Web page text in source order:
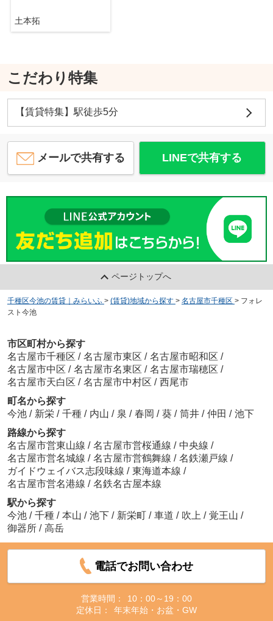
土本拓
こだわり特集
【賃貸特集】駅徒歩5分
メールで共有する LINEで共有する
ページトップへ
千種区今池の賃貸｜みらいふ > (賃貸)地域から探す > 名古屋市千種区 > フォレ
スト今池
市区町村から探す
名古屋市千種区 / 名古屋市東区 / 名古屋市昭和区 /
名古屋市中区 / 名古屋市名東区 / 名古屋市瑞穂区 /
名古屋市天白区 / 名古屋市中村区 / 西尾市
町名から探す
今池 / 新栄 / 千種 / 内山 / 泉 / 春岡 / 葵 / 筒井 / 仲田 / 池下
路線から探す
名古屋市営東山線 / 名古屋市営桜通線 / 中央線 /
名古屋市営名城線 / 名古屋市営鶴舞線 / 名鉄瀬戸線 /
ガイドウェイバス志段味線 / 東海道本線 /
名古屋市営名港線 / 名鉄名古屋本線
駅から探す
今池 / 千種 / 本山 / 池下 / 新栄町 / 車道 / 吹上 / 覚王山 /
御器所 / 高岳
電話でお問い合わせ
営業時間：
10：00～19：00
定休日：
年末年始・お盆・GW